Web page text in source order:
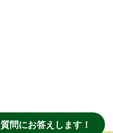
質問にお答えします！